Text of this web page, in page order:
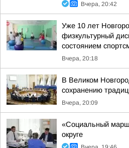
Вчера, 20:42
Уже 10 лет
физкультурный
состоянием
Вчера, 20:18
В Великом
сохранению
Вчера, 20:09
«Социальный
округе